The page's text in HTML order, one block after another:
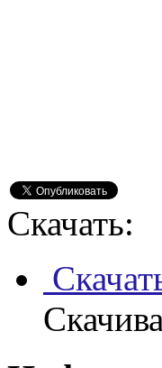
Скачать: